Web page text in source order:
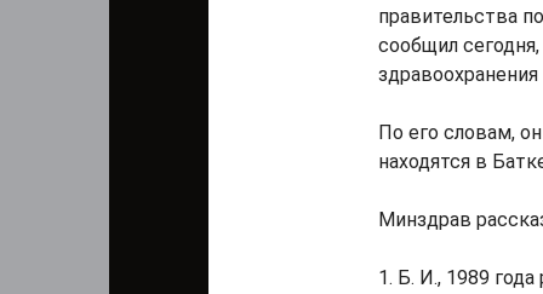
правительства
сообщил
По его словам,
находятся в
Минздрав
1. Б. И., 1989